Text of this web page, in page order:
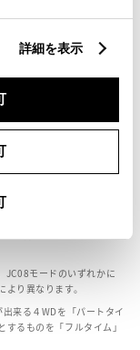
詳細を表示
ン形式などにより、ホイ
ます。（ロータリーエンジ
JC08モードのいずれかに
り異なります。
来る４WDを「パートタイ
るものを「フルタイム」